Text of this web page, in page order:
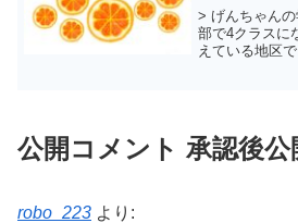
> げんちゃん
部で4クラスに
えている地区
した。 げんち
いて、今年二
公開コメント 承認後公
robo_223 より: